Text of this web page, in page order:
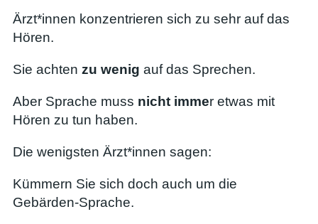
Ärzt*innen konzentrieren sich zu sehr auf das
Hören.
Sie achten zu wenig auf das Sprechen.
Aber Sprache muss nicht immer etwas mit
Hören zu tun haben.
Die wenigsten Ärzt*innen sagen:
Kümmern Sie sich doch auch um die
Gebärden-Sprache.